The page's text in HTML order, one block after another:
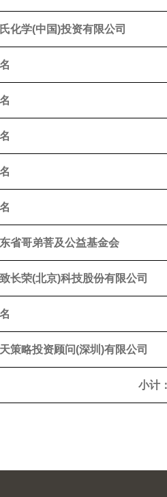
化学(中国)投资有限公司
省哥弟菩及公益基金会
长荣(北京)科技股份有限公司
策略投资顾问(深圳)有限公司
小计：